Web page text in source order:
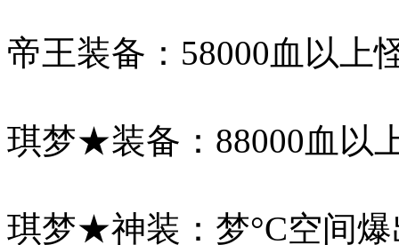
帝王装备：58000血以上
琪梦★装备：88000血以
琪梦★神装：梦°C空间